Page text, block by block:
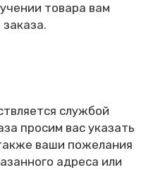
товара вам
службой
просим вас указать
ваши пожелания
адреса или